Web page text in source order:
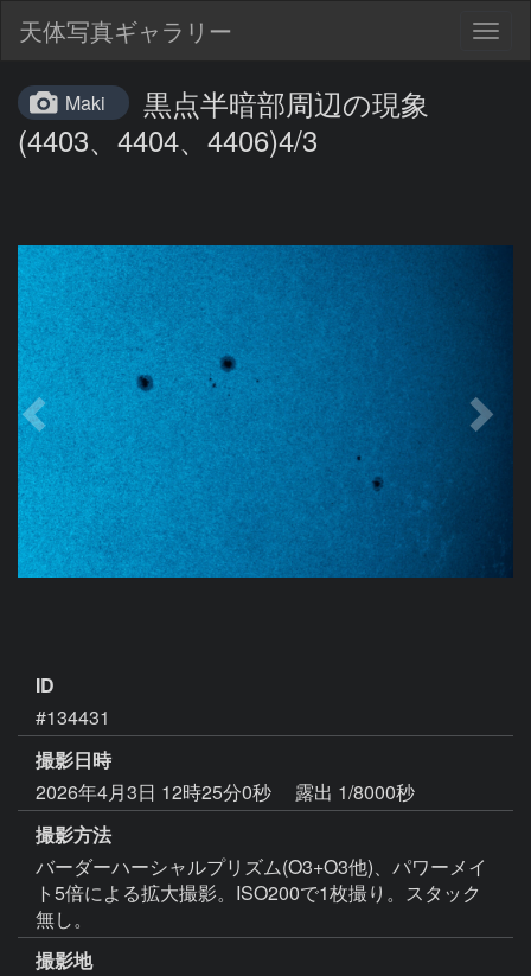
天体写真ギャラリー
Maki
黒点半暗部周辺の現象
(4403、4404、4406)4/3
ID
#134431
撮影日時
2026年4月3日 12時25分0秒
露出 1/8000秒
撮影方法
バーダーハーシャルプリズム(O3+O3他)、パワーメイ
ト5倍による拡大撮影。ISO200で1枚撮り。スタック
無し。
撮影地